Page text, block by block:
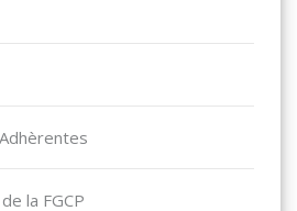
la FGCP